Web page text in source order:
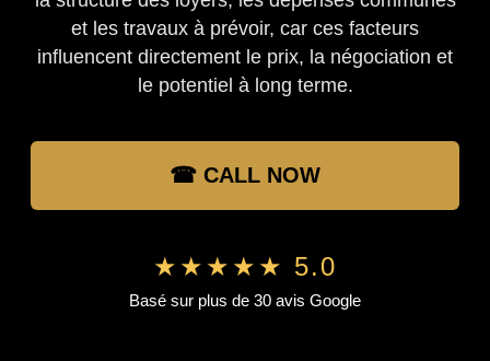
et les travaux à prévoir, car ces facteurs
influencent directement le prix, la négociation et
le potentiel à long terme.
☎ CALL NOW
★★★★★ 5.0
Basé sur plus de 30 avis Google